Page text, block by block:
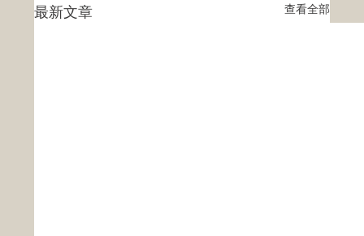
最新文章 查看全部